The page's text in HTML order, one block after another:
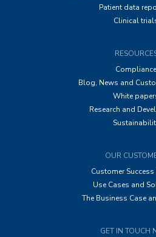
Patient data
Clinical
Compliance
Blog, News and
White
Research and
OUR
Customer
Use Cases and
The Business Case
GET IN TOUCH